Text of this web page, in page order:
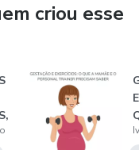
criou esse